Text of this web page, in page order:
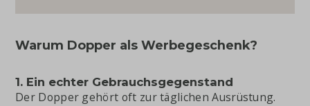
Warum Dopper als Werbegeschenk?
1. Ein echter Gebrauchsgegenstand
Der Dopper gehört oft zur täglichen Ausrüstung.